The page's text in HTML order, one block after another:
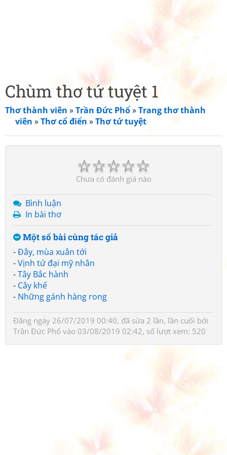
Chùm thơ tứ tuyệt 1
Thơ thành viên »Trần Đức Phổ»Trang thơ thành
viên »Thơ cổ điển »Thơ tứ tuyệt
☆
☆
☆
☆
☆
Chưa có đánh giá nào
Bình luận
In bài thơ
Một số bài cùng tác giả
-Đây, mùa xuân tới
-Vịnh tứ đại mỹ nhân
-Tây Bắc hành
- Cây khế
- Những gánh hàng rong
Đăng ngày 26/07/2019 00:40, đã sửa 2 lần, lần cuối bởi
Trần Đức Phổ vào 03/08/2019 02:42, số lượt xem: 520